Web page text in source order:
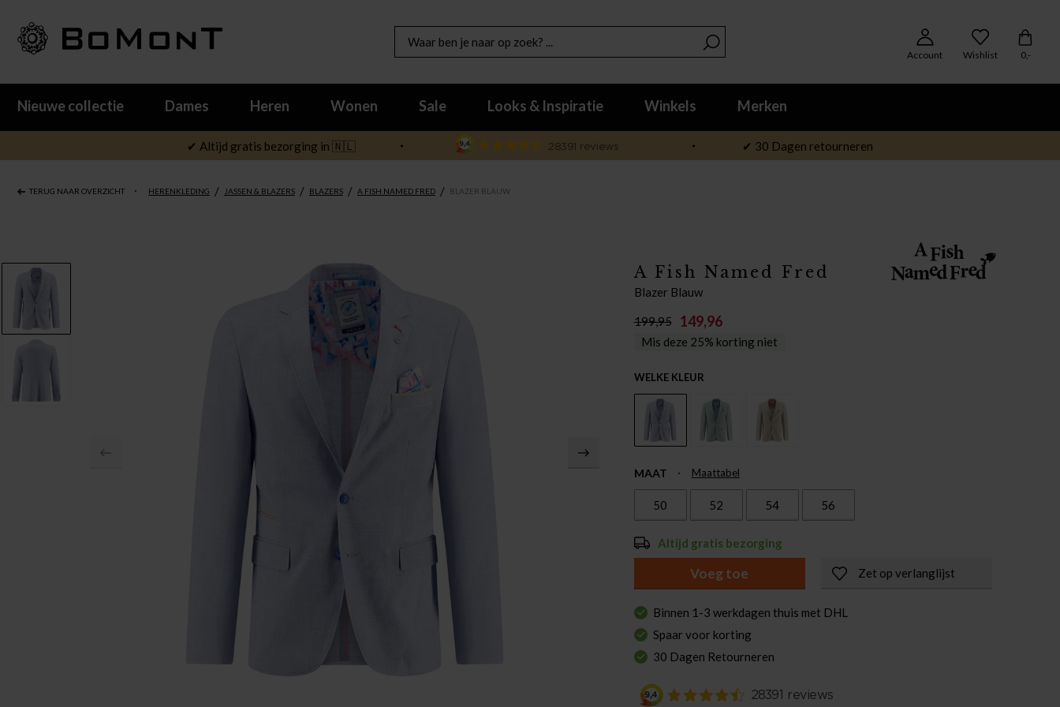
Account Wishlist 0,-
Nieuwe collectie Dames Heren Wonen Sale Looks & Inspiratie Winkels Merken
✔ Altijd gratis bezorging in 🇳🇱 ✔ 30 Dagen retourneren
TERUG NAAR OVERZICHT HERENKLEDING / JASSEN & BLAZERS / BLAZERS / A FISH NAMED FRED / BLAZER BLAUW
A Fish Named Fred
Blazer Blauw
199,95 149,96
Mis deze 25% korting niet
WELKE KLEUR
MAAT Maattabel
50 52 54 56
Altijd gratis bezorging
Voeg toe Zet op verlanglijst
Binnen 1-3 werkdagen thuis met DHL
Spaar voor korting
30 Dagen Retourneren